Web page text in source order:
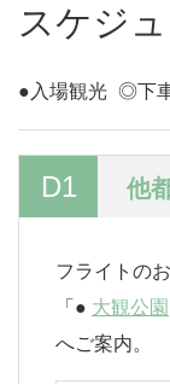
スケジ
●入場観光 ◎下
D1 他
フライトの
「● 大観公園
へご案内。